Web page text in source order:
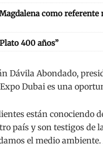
como
400 años”
Dávila Abondado,
Dubai es una
están conociendo
país y son testigos de
el medio ambiente.